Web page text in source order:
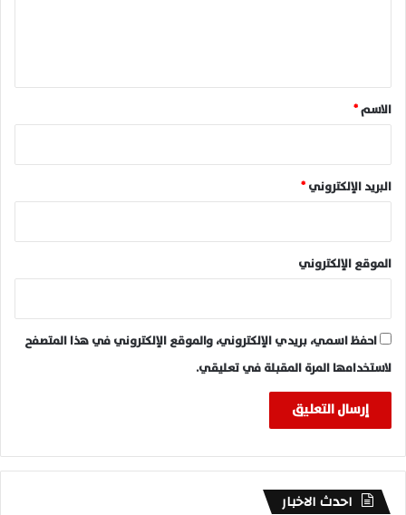
*
الاسم*
البريد الإلكتروني*
الموقع الإلكتروني
احفظ اسمي، بريدي الإلكتروني، والموقع الإلكتروني في هذا المتصفح
لاستخدامها المرة المقبلة في تعليقي.
احدث الاخبار